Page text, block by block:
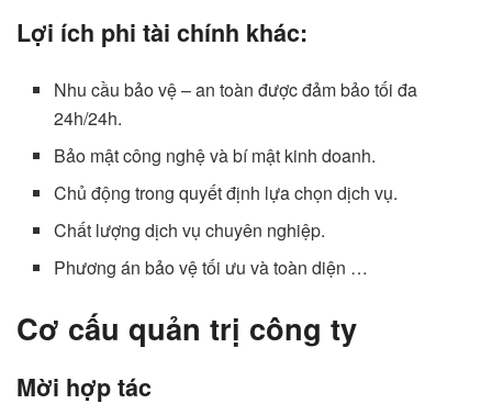
Lợi ích phi tài chính khác:
Nhu cầu bảo vệ – an toàn được đảm bảo tối đa
24h/24h.
Bảo mật công nghệ và bí mật kinh doanh.
Chủ động trong quyết định lựa chọn dịch vụ.
Chất lượng dịch vụ chuyên nghiệp.
Phương án bảo vệ tối ưu và toàn diện …
Cơ cấu quản trị công ty
Mời hợp tác